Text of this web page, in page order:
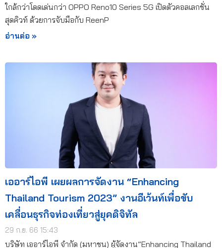
ใกล้กว่าโดดเด่นกว่า OPPO Reno10 Series 5G เปิดตัวคอลเลกชั่น
สุดคิวท์ ด้วยการจับมือกับ ReenP
อ่านต่อ »
เออาร์ไอพี เผยผลการจัดงาน “Enhancing
Thailand Tourism 2023” งานอีเว้นท์เพื่อขับ
เคลื่อนธุรกิจท่องเที่ยวสู่ยุคดิจิทัล
29 ก.ย. 66 15:43
บริษัท เออาร์ไอพี จำกัด (มหาชน) ผู้จัดงาน”Enhancing Thailand